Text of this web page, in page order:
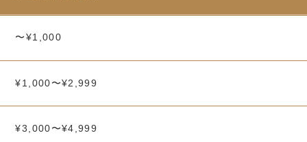
〜¥1,000
¥1,000〜¥2,999
¥3,000〜¥4,999